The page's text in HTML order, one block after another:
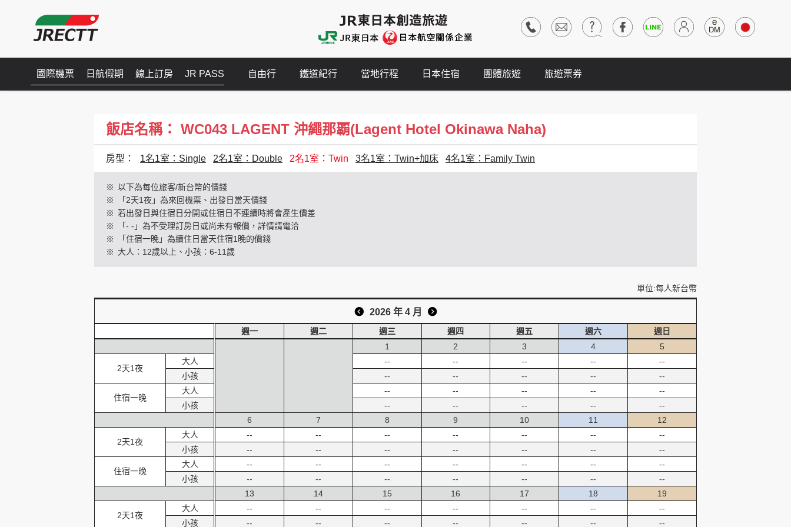
國際機票 日航假期 線上訂房 JR PASS 自由行 鐵道紀行 當地行程 日本住宿 團體旅遊 旅遊票券
飯店名稱： WC043 LAGENT 沖繩那覇(Lagent Hotel Okinawa Naha)
房型： 1名1室：Single 2名1室：Double 2名1室：Twin 3名1室：Twin+加床 4名1室：Family Twin
※ 以下為每位旅客/新台幣的價錢
※
「2天1夜」為來回機票、出發日當天價錢
※ 若出發日與住宿日分開或住宿日不連續時將會產生價差
※
「- -」為不受理訂房日或尚未有報價，詳情請電洽
※
「住宿一晚」為續住日當天住宿1晚的價錢
※ 大人：12歲以上、小孩：6-11歲
單位:每人新台幣
2026 年 4 月
2天1夜
大人
小孩
住宿一晚
大人
小孩
2天1夜
大人
小孩
住宿一晚
大人
小孩
2天1夜
大人
小孩
週一 週二 週三 週四 週五 週六
週日
1
--
--
--
--
2
--
--
--
--
3
--
--
--
--
4
--
--
--
--
5
--
--
--
--
6
--
--
--
--
7
--
--
--
--
8
--
--
--
--
9
--
--
--
--
10
--
--
--
--
11
--
--
--
--
12
--
--
--
--
13
--
--
14
--
--
15
--
--
16
--
--
17
--
--
18
--
--
19
--
--